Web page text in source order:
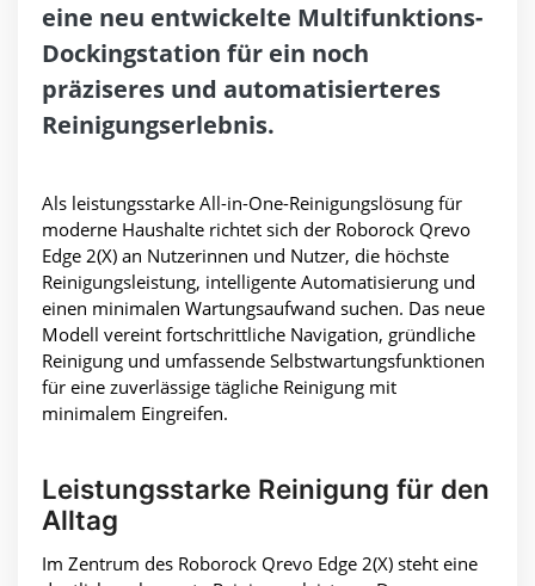
eine neu entwickelte Multifunktions-
Dockingstation für ein noch
präziseres und automatisierteres
Reinigungserlebnis.
Als leistungsstarke All-in-One-Reinigungslösung für
moderne Haushalte richtet sich der Roborock Qrevo
Edge 2(X) an Nutzerinnen und Nutzer, die höchste
Reinigungsleistung, intelligente Automatisierung und
einen minimalen Wartungsaufwand suchen. Das neue
Modell vereint fortschrittliche Navigation, gründliche
Reinigung und umfassende Selbstwartungsfunktionen
für eine zuverlässige tägliche Reinigung mit
minimalem Eingreifen.
Leistungsstarke Reinigung für den
Alltag
Im Zentrum des Roborock Qrevo Edge 2(X) steht eine